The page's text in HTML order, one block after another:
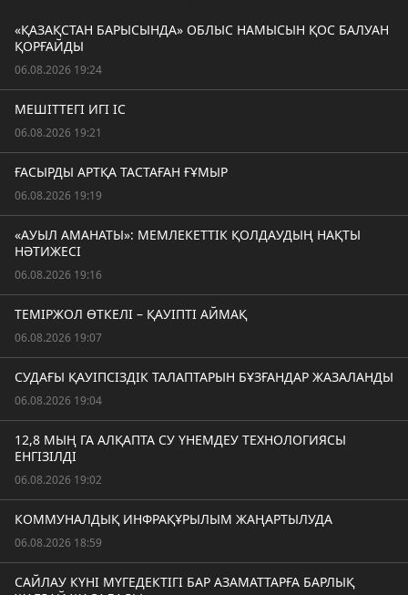
«ҚАЗАҚСТАН БАРЫСЫНДА» ОБЛЫС НАМЫСЫН ҚОС БАЛУАН
ҚОРҒАЙДЫ
06.08.2026 19:24
МЕШІТТЕГІ ИГІ ІС
06.08.2026 19:21
ҒАСЫРДЫ АРТҚА ТАСТАҒАН ҒҰМЫР
06.08.2026 19:19
«АУЫЛ АМАНАТЫ»: МЕМЛЕКЕТТІК ҚОЛДАУДЫҢ НАҚТЫ
НӘТИЖЕСІ
06.08.2026 19:16
ТЕМІРЖОЛ ӨТКЕЛІ – ҚАУІПТІ АЙМАҚ
06.08.2026 19:07
СУДАҒЫ ҚАУІПСІЗДІК ТАЛАПТАРЫН БҰЗҒАНДАР ЖАЗАЛАНДЫ
06.08.2026 19:04
12,8 МЫҢ ГА АЛҚАПТА СУ ҮНЕМДЕУ ТЕХНОЛОГИЯСЫ
ЕНГІЗІЛДІ
06.08.2026 19:02
КОММУНАЛДЫҚ ИНФРАҚҰРЫЛЫМ ЖАҢАРТЫЛУДА
06.08.2026 18:59
САЙЛАУ КҮНІ МҮГЕДЕКТІГІ БАР АЗАМАТТАРҒА БАРЛЫҚ